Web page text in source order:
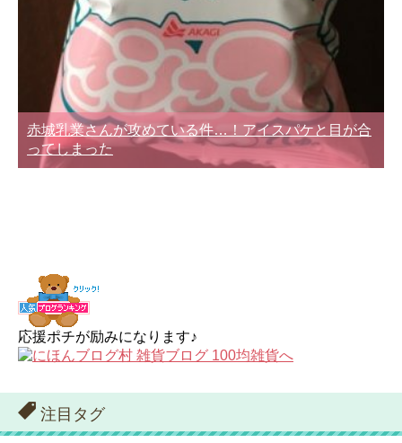
赤城乳業さんが攻めている件…！アイスパケと目が合
ってしまった
応援ポチが励みになります♪
注目タグ